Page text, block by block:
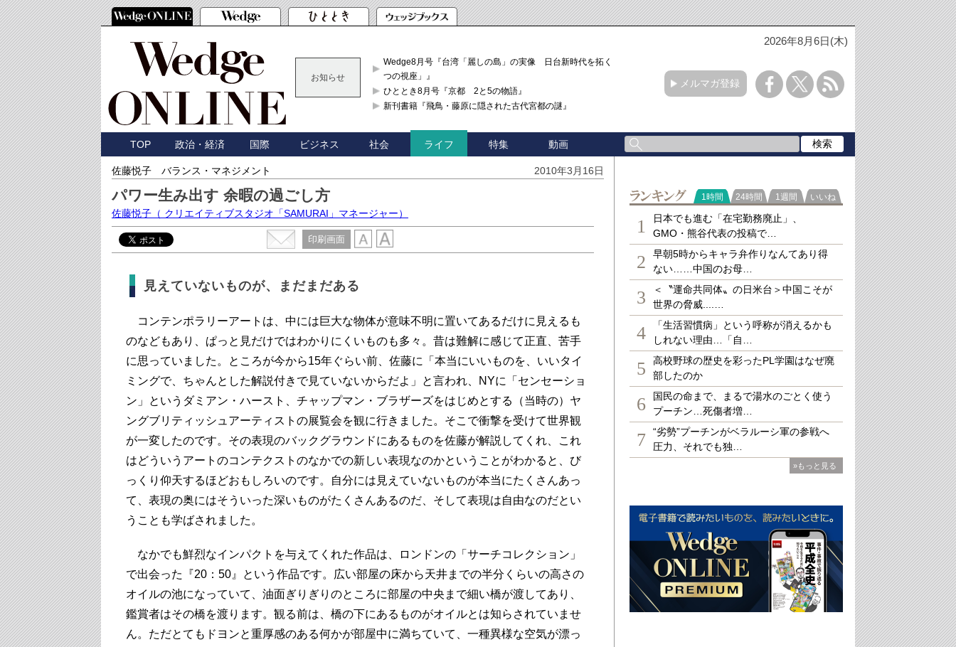
2026年8月6日(木)
お知らせ
Wedge8月号『台湾「麗しの島」の実像 日台新時代を拓く「3
つの視座」』
ひととき8月号『京都 2と5の物語』
新刊書籍『飛鳥・藤原に隠された古代宮都の謎』
メルマガ登録
TOP 政治・経済 国際 ビジネス 社会 ライフ 特集 動画
佐藤悦子 バランス・マネジメント 2010年3月16日
パワー生み出す 余暇の過ごし方
佐藤悦子 （ クリエイティブスタジオ「SAMURAI」マネージャー）
印刷画面
見えていないものが、まだまだある
コンテンポラリーアートは、中には巨大な物体が意味不明に置いてあるだけに見えるも
のなどもあり、ぱっと見だけではわかりにくいものも多々。昔は難解に感じて正直、苦手
に思っていました。ところが今から15年ぐらい前、佐藤に「本当にいいものを、いいタイ
ミングで、ちゃんとした解説付きで見ていないからだよ」と言われ、NYに「センセーショ
ン」というダミアン・ハースト、チャップマン・ブラザーズをはじめとする（当時の）ヤ
ングブリティッシュアーティストの展覧会を観に行きました。そこで衝撃を受けて世界観
が一変したのです。その表現のバックグラウンドにあるものを佐藤が解説してくれ、これ
はどういうアートのコンテクストのなかでの新しい表現なのかということがわかると、び
っくり仰天するほどおもしろいのです。自分には見えていないものが本当にたくさんあっ
て、表現の奥にはそういった深いものがたくさんあるのだ、そして表現は自由なのだとい
うことも学ばされました。
なかでも鮮烈なインパクトを与えてくれた作品は、ロンドンの「サーチコレクション」
で出会った『20：50』という作品です。広い部屋の床から天井までの半分くらいの高さの
オイルの池になっていて、油面ぎりぎりのところに部屋の中央まで細い橋が渡してあり、
鑑賞者はその橋を渡ります。観る前は、橋の下にあるものがオイルとは知らされていませ
ん。ただとてもドヨンと重厚感のある何かが部屋中に満ちていて、一種異様な空気が漂っ
ランキング
1時間 24時間 1週間 いいね
1
日本でも進む「在宅勤務廃止」、
GMO・熊谷代表の投稿で…
2
早朝5時からキャラ弁作りなんてあり得
ない……中国のお母…
3
＜〝運命共同体〟の日米台＞中国こそが
世界の脅威....…
4
「生活習慣病」という呼称が消えるかも
しれない理由…「自…
5
高校野球の歴史を彩ったPL学園はなぜ廃
部したのか
6
国民の命まで、まるで湯水のごとく使う
プーチン…死傷者増…
7
“劣勢”プーチンがベラルーシ軍の参戦へ
圧力、それでも独…
»もっと見る